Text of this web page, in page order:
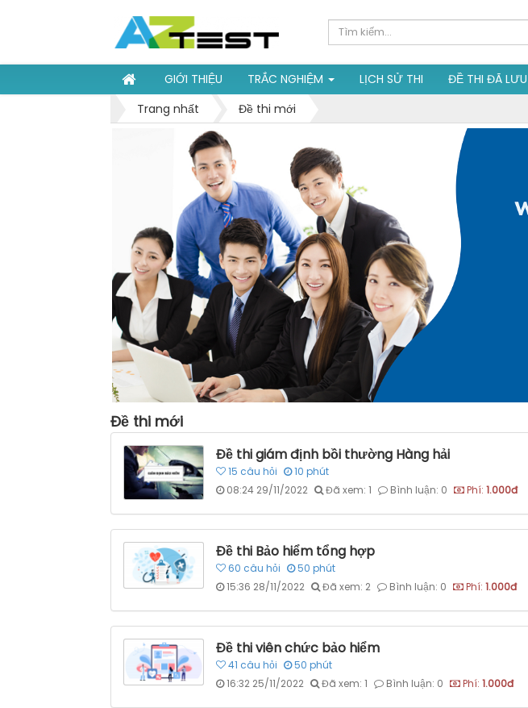
GIỚI THIỆU TRẮC NGHIỆM LỊCH SỬ THI ĐỀ THI ĐÃ LƯU
Trang nhất
Đề thi mới
Đề thi mới
Đề thi giám định bồi thường Hàng hải
15 câu hỏi 10 phút
08:24 29/11/2022
Đã xem: 1 Bình luận: 0 Phí: 1.000đ
Đề thi Bảo hiểm tổng hợp
60 câu hỏi 50 phút
15:36 28/11/2022
Đã xem: 2 Bình luận: 0 Phí: 1.000đ
Đề thi viên chức bảo hiểm
41 câu hỏi 50 phút
16:32 25/11/2022
Đã xem: 1 Bình luận: 0 Phí: 1.000đ